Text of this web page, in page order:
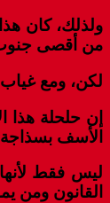
ولذلك، كان
من أقصى جنوب
لكن، ومع
إن حلحلة هذا
الأسف
ليس فقط
القانون ومن